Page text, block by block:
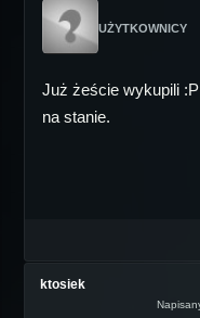
UŻYTKOWNICY
Już żeście wykupili
na stanie.
ktosiek